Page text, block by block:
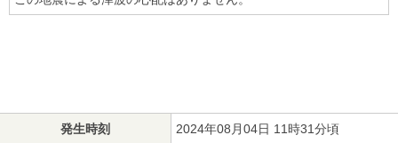
発生時刻 2024年08月04日 11時31分頃